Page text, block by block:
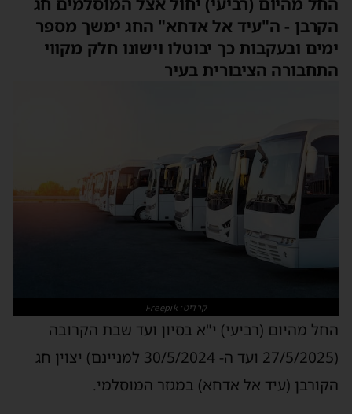
הקרבן - ה"עיד אל אדחא" החג ימשך מספר
ימים ובעקבות כך יבוטלו וישונו חלק מקווי
התחבורה הציבורית בעיר
קרדיט: Freepik
החל מהיום (רביעי) י"א בסיון ועד שבת הקרובה
(27/5/2025 ועד ה- 30/5/2024 למניינם) יצוין חג
הקורבן (עיד אל אדחא) במגזר המוסלמי.